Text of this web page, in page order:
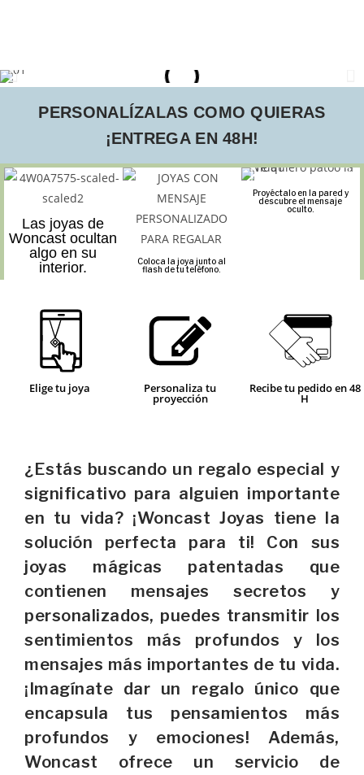
PERSONALÍZALAS COMO QUIERAS
¡ENTREGA EN 48H!
Las joyas de
Woncast ocultan
algo en su
interior.
Coloca la joya junto al
flash de tu teléfono.
Proyéctalo en la pared y
descubre el mensaje
oculto.
Elige tu joya Personaliza tu
proyección
Recibe tu pedido en 48
H
¿Estás buscando un regalo especial y
significativo para alguien importante
en tu vida? ¡Woncast Joyas tiene la
solución perfecta para ti! Con sus
joyas mágicas patentadas que
contienen mensajes secretos y
personalizados, puedes transmitir los
sentimientos más profundos y los
mensajes más importantes de tu vida.
¡Imagínate dar un regalo único que
encapsula tus pensamientos más
profundos y emociones! Además,
Woncast ofrece un servicio de